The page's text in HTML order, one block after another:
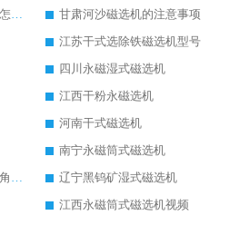
湖南顺流磁选机跑铁精粉怎么处理
甘肃河沙磁选机的注意事项
江苏干式选除铁磁选机型号
四川永磁湿式磁选机
江西干粉永磁选机
河南干式磁选机
南宁永磁筒式磁选机
山东永磁筒式磁选机磁偏角怎么调整
辽宁黑钨矿湿式磁选机
江西永磁筒式磁选机视频